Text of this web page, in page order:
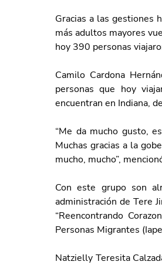
Gracias a las gestiones
más adultos mayores
hoy 390 personas
Camilo Cardona
personas que hoy
encuentran en Indiana,
“Me da mucho gusto,
Muchas gracias a la
mucho, mucho”,
Con este grupo son
administración de Tere
“Reencontrando
Personas Migrantes
Natzielly Teresita